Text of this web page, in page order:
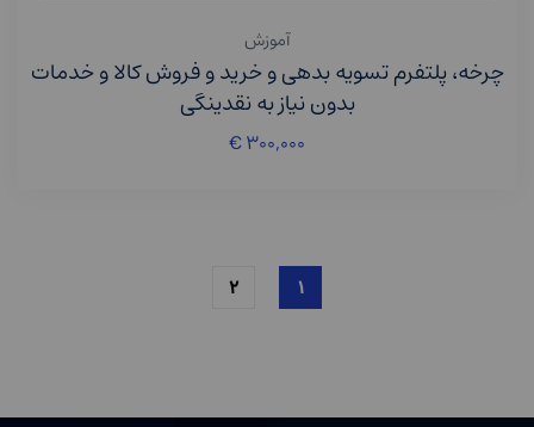
آموزش
چرخه، پلتفرم تسویه بدهی و خرید و فروش کالا و خدمات
بدون نیاز به نقدینگی
€۳۰۰,۰۰۰
۱ ۲